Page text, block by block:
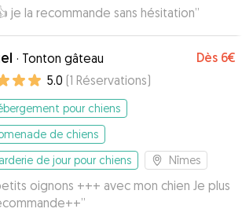
je la recommande sans hésitation”
· Tonton gâteau Dès 6€
5.0 (1 Réservations)
pour chiens
de chiens
de jour pour chiens
Nîmes
oignons +++ avec mon chien Je plus
”